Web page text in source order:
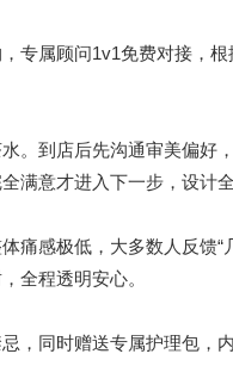
专属顾问1v1免费对接，
。到店后先沟通审美偏
满意才进入下一步，设计
痛感极低， 大多数人反馈“
全程透明安心。
，同时赠送专属护理包，